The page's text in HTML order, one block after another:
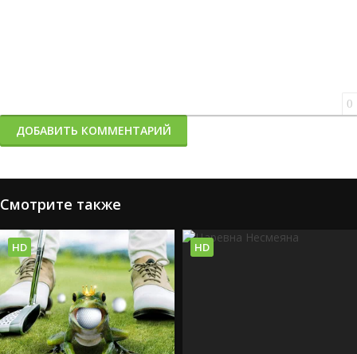
0
ДОБАВИТЬ КОММЕНТАРИЙ
Смотрите также
HD HD